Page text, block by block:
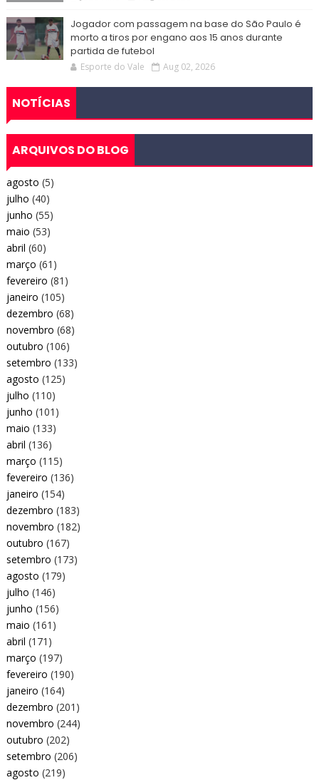
Jogador com passagem na base do São Paulo é
morto a tiros por engano aos 15 anos durante
partida de futebol
Esporte do Vale Aug 02, 2026
NOTÍCIAS
ARQUIVOS DO BLOG
agosto (5)
julho (40)
junho (55)
maio (53)
abril (60)
março (61)
fevereiro (81)
janeiro (105)
dezembro (68)
novembro (68)
outubro (106)
setembro (133)
agosto (125)
julho (110)
junho (101)
maio (133)
abril (136)
março (115)
fevereiro (136)
janeiro (154)
dezembro (183)
novembro (182)
outubro (167)
setembro (173)
agosto (179)
julho (146)
junho (156)
maio (161)
abril (171)
março (197)
fevereiro (190)
janeiro (164)
dezembro (201)
novembro (244)
outubro (202)
setembro (206)
agosto (219)